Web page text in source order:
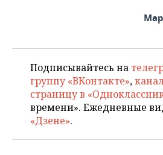
Подписывайтесь на
группу «ВКонтакте»,
страницу в
времени». Ежедневные
«Дзене».